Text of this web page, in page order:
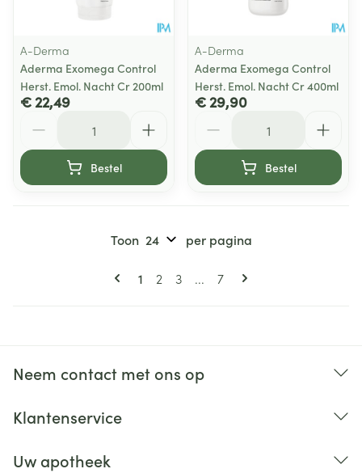
A-Derma
Aderma Exomega Control
Herst. Emol. Nacht Cr 200ml
€ 22,49
Bestel
A-Derma
Aderma Exomega Control
Herst. Emol. Nacht Cr 400ml
€ 29,90
Bestel
Pagina's
U lees momenteel pagina
1 Pagina
2 Pagina
3 ... Pagina
7
Toon per pagina
Neem contact met ons op
Klantenservice
Uw apotheek